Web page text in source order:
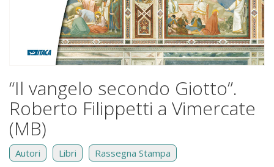
“Il vangelo secondo Giotto”.
Roberto Filippetti a Vimercate
(MB)
Autori Libri
Rassegna Stampa